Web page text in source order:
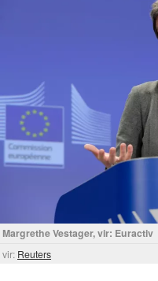
Margrethe Vestager, vir: Euractiv
vir: Reuters